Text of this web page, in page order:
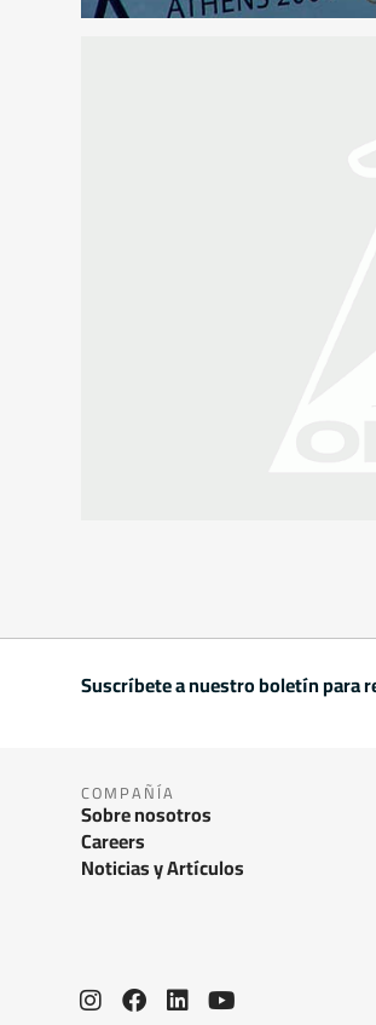
Suscríbete a nuestro boletín para
COMPAÑÍA
Sobre nosotros
Careers
Noticias y Artículos